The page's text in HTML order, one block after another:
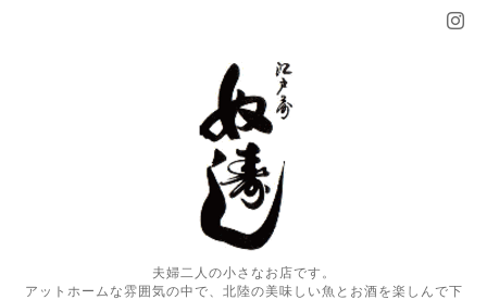
夫婦二人の小さなお店です。
アットホームな雰囲気の中で、北陸の美味しい魚とお酒を楽しんで下